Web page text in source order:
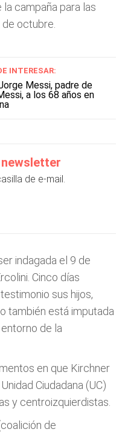
la campaña para las
octubre.
INTERESAR:
Messi, padre de
a los 68 años en
de e-mail.
indagada el 9 de
Cinco días
sus hijos,
también está imputada
de la
en que Kirchner
Ciudadana (UC)
y centroizquierdistas.
de